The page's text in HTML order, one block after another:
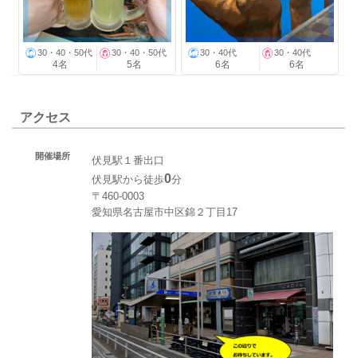
30・40・50代
4名
30・40・50代
5名
30・40代
6名
30・40代
6名
アクセス
開催場所
伏見駅１番出口
伏見駅から徒歩0分
〒460-0003
愛知県名古屋市中区錦２丁目17